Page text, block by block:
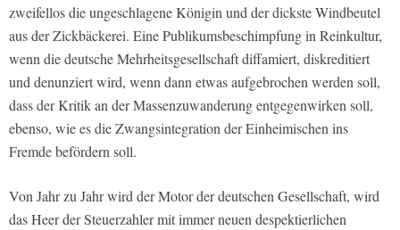
zweifellos die ungeschlagene Königin und der dickste Windbeutel
aus der Zickbäckerei. Eine Publikumsbeschimpfung in Reinkultur,
wenn die deutsche Mehrheitsgesellschaft diffamiert, diskreditiert
und denunziert wird, wenn dann etwas aufgebrochen werden soll,
dass der Kritik an der Massenzuwanderung entgegenwirken soll,
ebenso, wie es die Zwangsintegration der Einheimischen ins
Fremde befördern soll.
Von Jahr zu Jahr wird der Motor der deutschen Gesellschaft, wird
das Heer der Steuerzahler mit immer neuen despektierlichen